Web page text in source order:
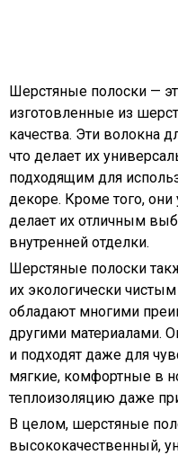
Шерстяные полоски —
изготовленные из
качества. Эти волокна
что делает их
подходящим для
декоре. Кроме того, они
делает их отличным
внутренней отделки.
Шерстяные полоски
их экологически
обладают многими
другими материалами.
и подходят даже для
мягкие, комфортные в
теплоизоляцию даже
В целом, шерстяные
высококачественный,